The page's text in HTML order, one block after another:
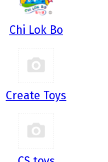
Chi Lok Bo
Create Toys